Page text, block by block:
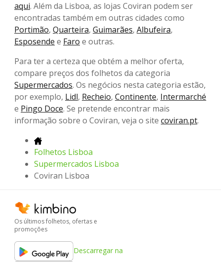
aqui. Além da Lisboa, as lojas Coviran podem ser
encontradas também em outras cidades como
Portimão, Quarteira, Guimarães, Albufeira,
Esposende e Faro e outras.
Para ter a certeza que obtém a melhor oferta,
compare preços dos folhetos da categoria
Supermercados. Os negócios nesta categoria estão,
por exemplo, Lidl, Recheio, Continente, Intermarché
e Pingo Doce. Se pretende encontrar mais
informação sobre o Coviran, veja o site coviran.pt.
Folhetos Lisboa
Supermercados Lisboa
Coviran Lisboa
Os últimos folhetos, ofertas e
promoções
Descarregar na